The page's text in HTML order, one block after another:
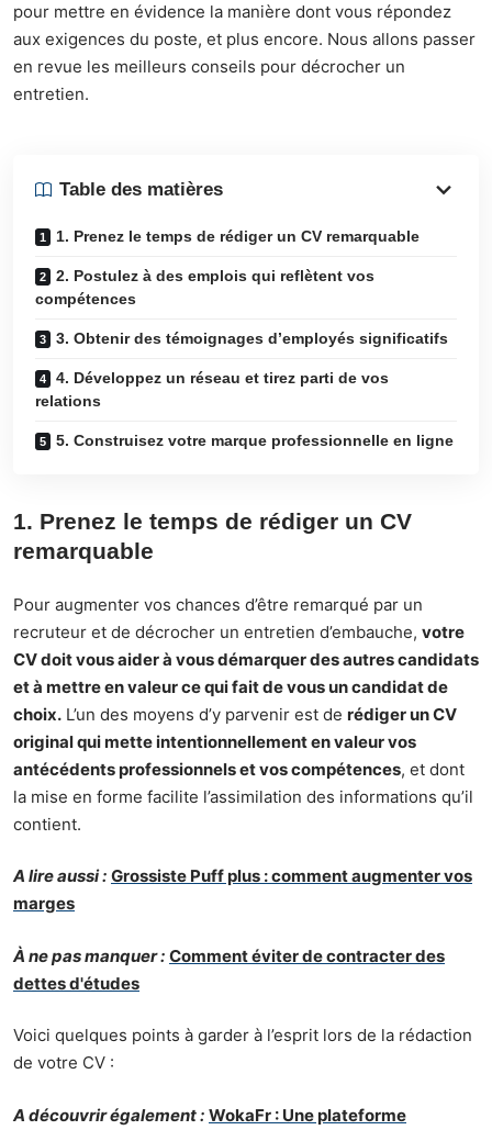
pour mettre en évidence la manière dont vous répondez
aux exigences du poste, et plus encore. Nous allons passer
en revue les meilleurs conseils pour décrocher un
entretien.
Table des matières
1. Prenez le temps de rédiger un CV remarquable
2. Postulez à des emplois qui reflètent vos
compétences
3. Obtenir des témoignages d’employés significatifs
4. Développez un réseau et tirez parti de vos
relations
5. Construisez votre marque professionnelle en ligne
1. Prenez le temps de rédiger un CV
remarquable
Pour augmenter vos chances d’être remarqué par un
recruteur et de décrocher un entretien d’embauche, votre
CV doit vous aider à vous démarquer des autres candidats
et à mettre en valeur ce qui fait de vous un candidat de
choix. L’un des moyens d’y parvenir est de rédiger un CV
original qui mette intentionnellement en valeur vos
antécédents professionnels et vos compétences, et dont
la mise en forme facilite l’assimilation des informations qu’il
contient.
A lire aussi : Grossiste Puff plus : comment augmenter vos
marges
À ne pas manquer : Comment éviter de contracter des
dettes d'études
Voici quelques points à garder à l’esprit lors de la rédaction
de votre CV :
A découvrir également : WokaFr : Une plateforme